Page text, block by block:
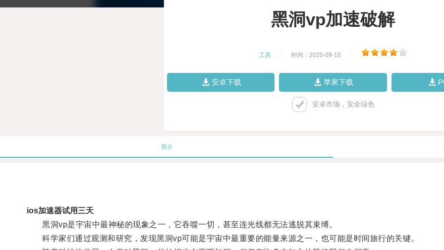
黑洞vp加速破解
工具 时间：2025-09-10
安卓下载 苹果下载
安卓市场，安全绿色
简介
ios加速器试用三天
黑洞vp是宇宙中最神秘的现象之一，它吞噬一切，甚至连光线都无法逃脱其束缚。
科学家们通过观测和研究，发现黑洞vp可能是宇宙中最重要的能量来源之一，也可能是时间旅行的关键。